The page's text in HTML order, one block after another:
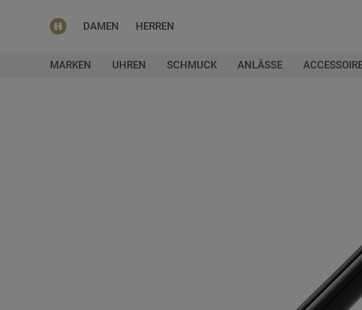
DAMEN HERREN
MARKEN UHREN SCHMUCK ANLÄSSE